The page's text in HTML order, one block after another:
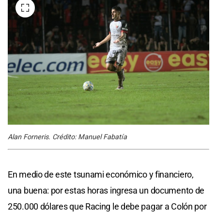
Alan Forneris. Crédito: Manuel Fabatía
En medio de este tsunami económico y financiero,
una buena: por estas horas ingresa un documento de
250.000 dólares que Racing le debe pagar a Colón por